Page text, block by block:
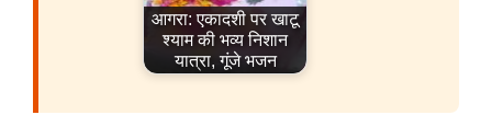
आगरा: एकादशी पर खाटू
श्याम की भव्य निशान
यात्रा, गूंजे भजन